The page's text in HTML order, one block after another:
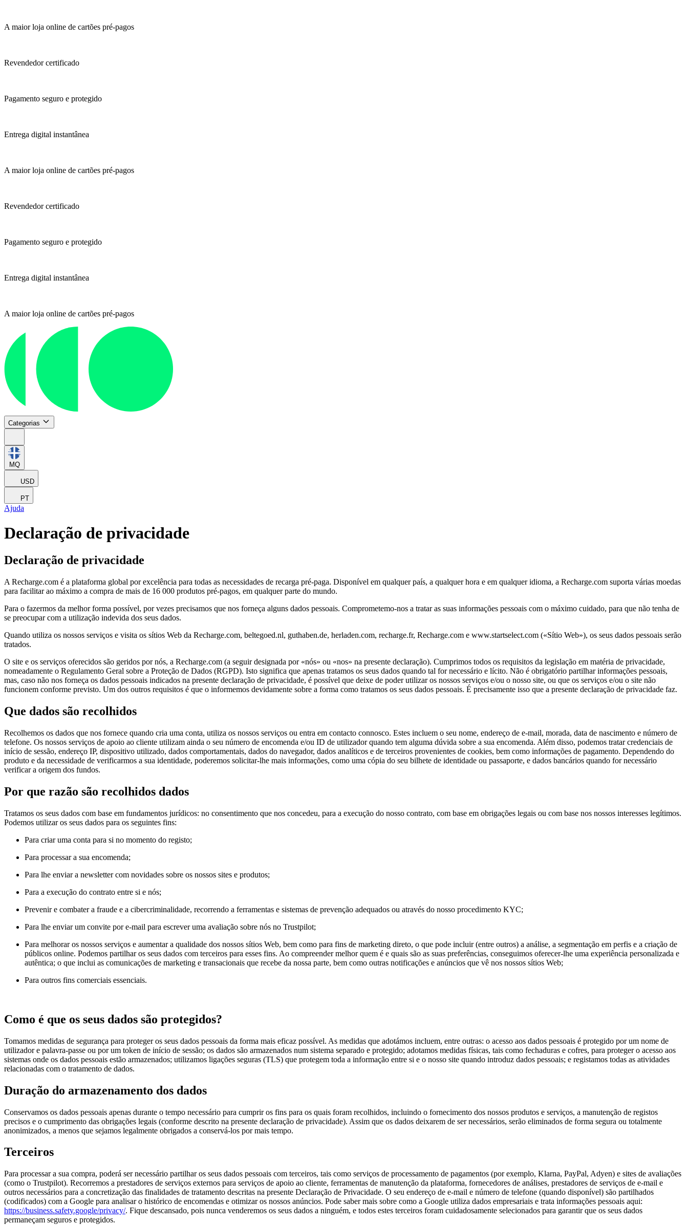
A maior loja online de cartões pré-pagos
Revendedor certificado
Pagamento seguro e protegido
Entrega digital instantânea
A maior loja online de cartões pré-pagos
Revendedor certificado
Pagamento seguro e protegido
Entrega digital instantânea
A maior loja online de cartões pré-pagos
Categorias
MQ
USD
PT
Ajuda
Declaração de privacidade
Declaração de privacidade
A Recharge.com é a plataforma global por excelência para todas as necessidades de recarga pré-paga. Disponível em qualquer país, a qualquer hora e em qualquer idioma, a Recharge.com suporta várias moedas
para facilitar ao máximo a compra de mais de 16 000 produtos pré-pagos, em qualquer parte do mundo.
Para o fazermos da melhor forma possível, por vezes precisamos que nos forneça alguns dados pessoais. Comprometemo-nos a tratar as suas informações pessoais com o máximo cuidado, para que não tenha de
se preocupar com a utilização indevida dos seus dados.
Quando utiliza os nossos serviços e visita os sítios Web da Recharge.com, beltegoed.nl, guthaben.de, herladen.com, recharge.fr, Recharge.com e www.startselect.com («Sítio Web»), os seus dados pessoais serão
tratados.
O site e os serviços oferecidos são geridos por nós, a Recharge.com (a seguir designada por «nós» ou «nos» na presente declaração). Cumprimos todos os requisitos da legislação em matéria de privacidade,
nomeadamente o Regulamento Geral sobre a Proteção de Dados (RGPD). Isto significa que apenas tratamos os seus dados quando tal for necessário e lícito. Não é obrigatório partilhar informações pessoais,
mas, caso não nos forneça os dados pessoais indicados na presente declaração de privacidade, é possível que deixe de poder utilizar os nossos serviços e/ou o nosso site, ou que os serviços e/ou o site não
funcionem conforme previsto. Um dos outros requisitos é que o informemos devidamente sobre a forma como tratamos os seus dados pessoais. É precisamente isso que a presente declaração de privacidade faz.
Que dados são recolhidos
Recolhemos os dados que nos fornece quando cria uma conta, utiliza os nossos serviços ou entra em contacto connosco. Estes incluem o seu nome, endereço de e-mail, morada, data de nascimento e número de
telefone. Os nossos serviços de apoio ao cliente utilizam ainda o seu número de encomenda e/ou ID de utilizador quando tem alguma dúvida sobre a sua encomenda. Além disso, podemos tratar credenciais de
início de sessão, endereço IP, dispositivo utilizado, dados comportamentais, dados do navegador, dados analíticos e de terceiros provenientes de cookies, bem como informações de pagamento. Dependendo do
produto e da necessidade de verificarmos a sua identidade, poderemos solicitar-lhe mais informações, como uma cópia do seu bilhete de identidade ou passaporte, e dados bancários quando for necessário
verificar a origem dos fundos.
Por que razão são recolhidos dados
Tratamos os seus dados com base em fundamentos jurídicos: no consentimento que nos concedeu, para a execução do nosso contrato, com base em obrigações legais ou com base nos nossos interesses legítimos.
Podemos utilizar os seus dados para os seguintes fins:
Para criar uma conta para si no momento do registo;
Para processar a sua encomenda;
Para lhe enviar a newsletter com novidades sobre os nossos sites e produtos;
Para a execução do contrato entre si e nós;
Prevenir e combater a fraude e a cibercriminalidade, recorrendo a ferramentas e sistemas de prevenção adequados ou através do nosso procedimento KYC;
Para lhe enviar um convite por e-mail para escrever uma avaliação sobre nós no Trustpilot;
Para melhorar os nossos serviços e aumentar a qualidade dos nossos sítios Web, bem como para fins de marketing direto, o que pode incluir (entre outros) a análise, a segmentação em perfis e a criação de
públicos online. Podemos partilhar os seus dados com terceiros para esses fins. Ao compreender melhor quem é e quais são as suas preferências, conseguimos oferecer-lhe uma experiência personalizada e
autêntica; o que inclui as comunicações de marketing e transacionais que recebe da nossa parte, bem como outras notificações e anúncios que vê nos nossos sítios Web;
Para outros fins comerciais essenciais.
Como é que os seus dados são protegidos?
Tomamos medidas de segurança para proteger os seus dados pessoais da forma mais eficaz possível. As medidas que adotámos incluem, entre outras: o acesso aos dados pessoais é protegido por um nome de
utilizador e palavra-passe ou por um token de início de sessão; os dados são armazenados num sistema separado e protegido; adotamos medidas físicas, tais como fechaduras e cofres, para proteger o acesso aos
sistemas onde os dados pessoais estão armazenados; utilizamos ligações seguras (TLS) que protegem toda a informação entre si e o nosso site quando introduz dados pessoais; e registamos todas as atividades
relacionadas com o tratamento de dados.
Duração do armazenamento dos dados
Conservamos os dados pessoais apenas durante o tempo necessário para cumprir os fins para os quais foram recolhidos, incluindo o fornecimento dos nossos produtos e serviços, a manutenção de registos
precisos e o cumprimento das obrigações legais (conforme descrito na presente declaração de privacidade). Assim que os dados deixarem de ser necessários, serão eliminados de forma segura ou totalmente
anonimizados, a menos que sejamos legalmente obrigados a conservá-los por mais tempo.
Terceiros
Para processar a sua compra, poderá ser necessário partilhar os seus dados pessoais com terceiros, tais como serviços de processamento de pagamentos (por exemplo, Klarna, PayPal, Adyen) e sites de avaliações
(como o Trustpilot). Recorremos a prestadores de serviços externos para serviços de apoio ao cliente, ferramentas de manutenção da plataforma, fornecedores de análises, prestadores de serviços de e-mail e
outros necessários para a concretização das finalidades de tratamento descritas na presente Declaração de Privacidade. O seu endereço de e-mail e número de telefone (quando disponível) são partilhados
(codificados) com a Google para analisar o histórico de encomendas e otimizar os nossos anúncios. Pode saber mais sobre como a Google utiliza dados empresariais e trata informações pessoais aqui:
https://business.safety.google/privacy/. Fique descansado, pois nunca venderemos os seus dados a ninguém, e todos estes terceiros foram cuidadosamente selecionados para garantir que os seus dados
permaneçam seguros e protegidos.